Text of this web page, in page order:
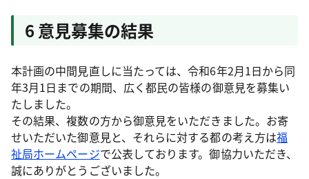
6 意見募集の結果
本計画の中間見直しに当たっては、令和6年2月1日から同
年3月1日までの期間、広く都民の皆様の御意見を募集い
たしました。
その結果、複数の方から御意見をいただきました。お寄
せいただいた御意見と、それらに対する都の考え方は福
祉局ホームページで公表しております。御協力いただき、
誠にありがとうございました。